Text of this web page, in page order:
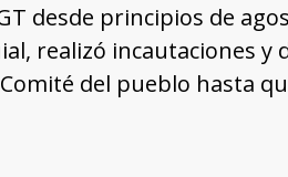
desde principios de
realizó incautaciones y
del pueblo hasta